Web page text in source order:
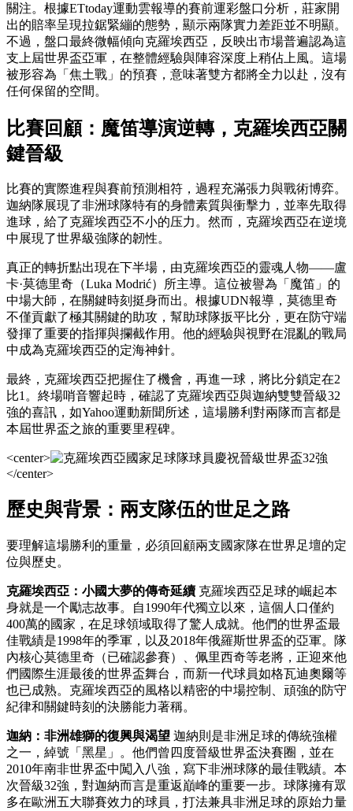
關注。根據ETtoday運動雲報導的賽前運彩盤口分析，莊家開
出的賠率呈現拉鋸緊繃的態勢，顯示兩隊實力差距並不明顯。
不過，盤口最終微幅傾向克羅埃西亞，反映出市場普遍認為這
支上屆世界盃亞軍，在整體經驗與陣容深度上稍佔上風。這場
被形容為「焦土戰」的預賽，意味著雙方都將全力以赴，沒有
任何保留的空間。
比賽回顧：魔笛導演逆轉，克羅埃西亞關
鍵晉級
比賽的實際進程與賽前預測相符，過程充滿張力與戰術博弈。
迦納隊展現了非洲球隊特有的身體素質與衝擊力，並率先取得
進球，給了克羅埃西亞不小的压力。然而，克羅埃西亞在逆境
中展現了世界級強隊的韌性。
真正的轉折點出現在下半場，由克羅埃西亞的靈魂人物——盧
卡·莫德里奇（Luka Modrić）所主導。這位被譽為「魔笛」的
中場大師，在關鍵時刻挺身而出。根據UDN報導，莫德里奇
不僅貢獻了極其關鍵的助攻，幫助球隊扳平比分，更在防守端
發揮了重要的指揮與攔截作用。他的經驗與視野在混亂的戰局
中成為克羅埃西亞的定海神針。
最終，克羅埃西亞把握住了機會，再進一球，將比分鎖定在2
比1。終場哨音響起時，確認了克羅埃西亞與迦納雙雙晉級32
強的喜訊，如Yahoo運動新聞所述，這場勝利對兩隊而言都是
本屆世界盃之旅的重要里程碑。
<center>
</center>
歷史與背景：兩支隊伍的世足之路
要理解這場勝利的重量，必須回顧兩支國家隊在世界足壇的定
位與歷史。
克羅埃西亞：小國大夢的傳奇延續 克羅埃西亞足球的崛起本
身就是一个勵志故事。自1990年代獨立以來，這個人口僅約
400萬的國家，在足球領域取得了驚人成就。他們的世界盃最
佳戰績是1998年的季軍，以及2018年俄羅斯世界盃的亞軍。隊
內核心莫德里奇（已確認參賽）、佩里西奇等老將，正迎來他
們國際生涯最後的世界盃舞台，而新一代球員如格瓦迪奧爾等
也已成熟。克羅埃西亞的風格以精密的中場控制、頑強的防守
紀律和關鍵時刻的決勝能力著稱。
迦納：非洲雄獅的復興與渴望 迦納則是非洲足球的傳統強權
之一，綽號「黑星」。他們曾四度晉級世界盃決賽圈，並在
2010年南非世界盃中闖入八強，寫下非洲球隊的最佳戰績。本
次晉級32強，對迦納而言是重返巔峰的重要一步。球隊擁有眾
多在歐洲五大聯賽效力的球員，打法兼具非洲足球的原始力量